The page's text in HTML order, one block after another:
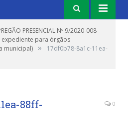
PRESENCIAL Nº 9/2020-008
para órgãos
municipal) »
17df0b78-8a1c-11ea-
88ff-
0